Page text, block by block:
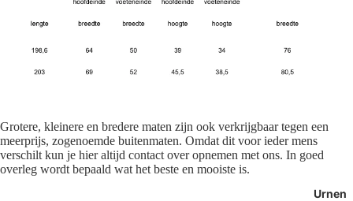
Urnen
Grotere, kleinere en bredere maten zijn ook verkrijgbaar tegen een
meerprijs, zogenoemde buitenmaten. Omdat dit voor ieder mens
verschilt kun je hier altijd contact over opnemen met ons. In goed
overleg wordt bepaald wat het beste en mooiste is.